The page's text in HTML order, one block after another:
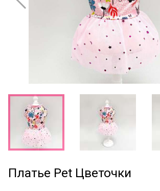
Платье Pet Цветочки